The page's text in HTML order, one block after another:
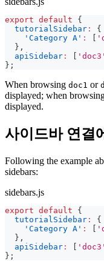
export default
{
tutorialSidebar :
{
'Category A' :
} ,
apiSidebar : 'doc3'
} ;
When browsing doc1 or
displayed; when
displayed.
사이드바 연결
Following the example
sidebars:
sidebars.js
export default
{
tutorialSidebar :
{
'Category A' :
} ,
apiSidebar : 'doc3'
} ;